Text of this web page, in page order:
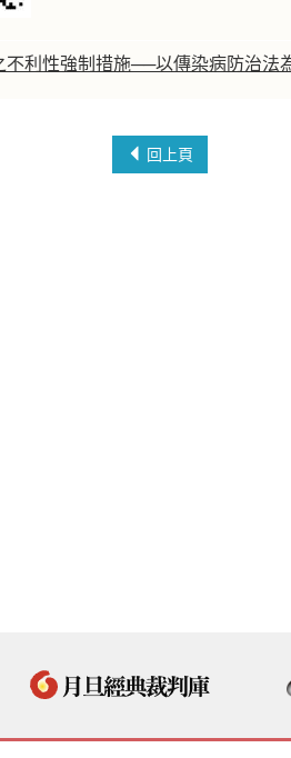
利性強制措施──以傳染病防治法
回上頁